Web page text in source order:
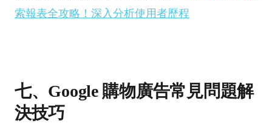
索報表全攻略！深入分析使用者歷程
七、Google 購物廣告常見問題解
決技巧